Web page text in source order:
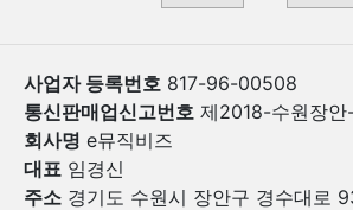
사업자 등록번호 817-96-00508
통신판매업신고번호 제2018-수원장
회사명 e뮤직비즈
대표 임경신
주소 경기도 수원시 장안구 경수대로